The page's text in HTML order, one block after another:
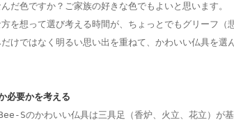
だ色ですか？ご家族の好きな色でもよいと思います。
を想って選び考える時間が、ちょっとでもグリーフ（
けではなく明るい思い出を重ねて、かわいい仏具を選
必要かを考える
Sのかわいい仏具は三具足（香炉、火立、花立）が基